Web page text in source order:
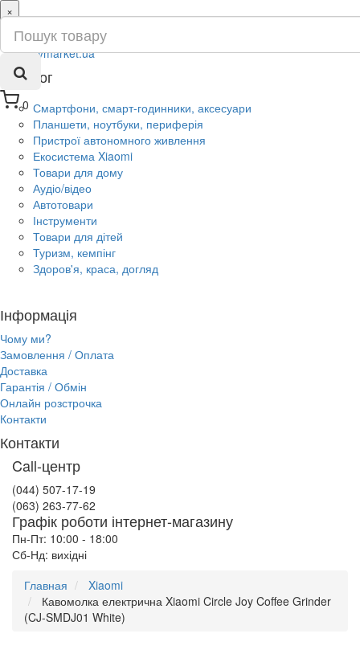
0
×
ru
ua
Каталог
Смартфони, смарт-годинники, аксесуари
Планшети, ноутбуки, периферія
Пристрої автономного живлення
Екосистема Xiaomi
Товари для дому
Аудіо/відео
Автотовари
Інструменти
Товари для дітей
Туризм, кемпінг
Здоров'я, краса, догляд
Інформація
Чому ми?
Замовлення / Оплата
Доставка
Гарантія / Обмін
Онлайн розстрочка
Контакти
Контакти
Call-центр
(044) 507-17-19
(063) 263-77-62
Графік роботи інтернет-магазину
Пн-Пт: 10:00 - 18:00
Сб-Нд: вихідні
Главная
Xiaomi
Кавомолка електрична Xiaomi Circle Joy Coffee Grinder
(CJ-SMDJ01 White)